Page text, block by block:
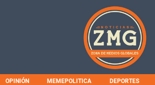
OPINIÓN MEMEPOLITICA DEPORTES